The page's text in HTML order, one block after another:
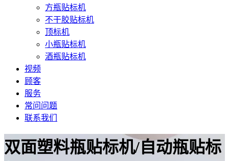
方瓶贴标机
不干胶贴标机
顶标机
小瓶贴标机
酒瓶贴标机
视频
顾客
服务
常问问题
联系我们
双面塑料瓶贴标机/自动瓶贴标